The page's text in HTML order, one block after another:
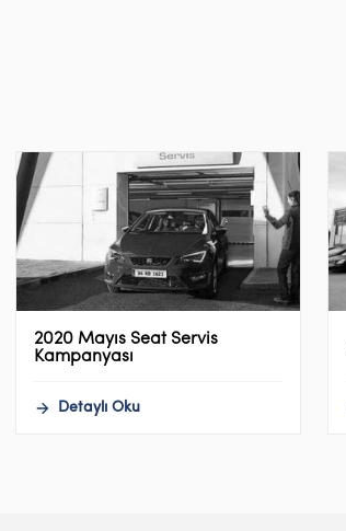
2020 Mayıs Seat Servis
Kampanyası
Detaylı Oku